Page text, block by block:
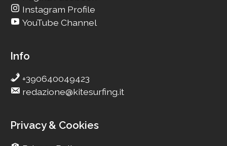
Instagram Profile
YouTube Channel
Info
+390640049423
redazione@kitesurfing.it
Privacy & Cookies